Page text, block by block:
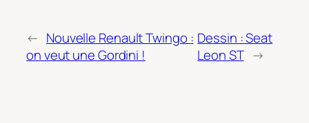
← Nouvelle Renault Twingo :
on veut une Gordini !
Dessin : Seat
Leon ST →